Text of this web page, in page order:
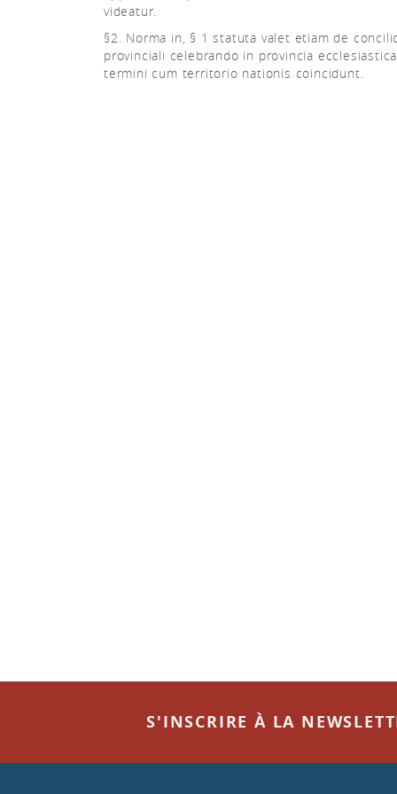
videatur.
§2. Norma in, § 1 statuta valet etiam de
provinciali celebrando in provincia
termini cum territorio nationis coincidunt.
S'INSCRIRE À LA